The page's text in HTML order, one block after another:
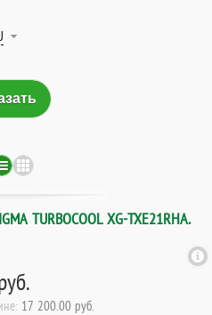
TURBOCOOL XG-TXE21RHA.
17 200.00 руб.